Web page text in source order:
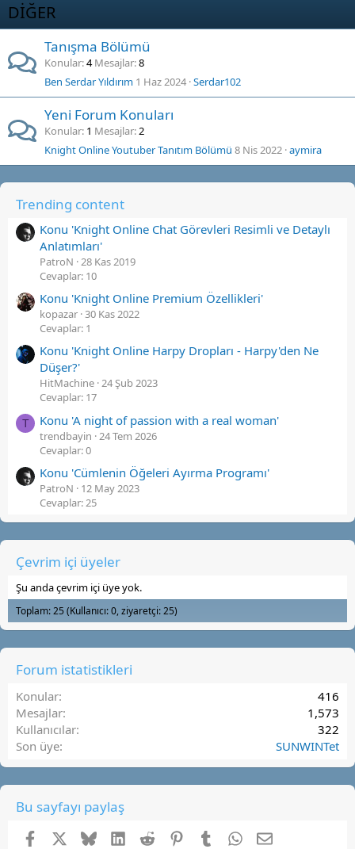
DİĞER
Tanışma Bölümü
Konular 4 Mesajlar 8
Ben Serdar Yıldırım 1 Haz 2024 Serdar102
Yeni Forum Konuları
Konular 1 Mesajlar 2
Knight Online Youtuber Tanıtım Bölümü 8 Nis 2022 aymira
Trending content
Konu 'Knight Online Chat Görevleri Resimli ve Detaylı
Anlatımları'
PatroN 28 Kas 2019
Cevaplar: 10
Konu 'Knight Online Premium Özellikleri'
kopazar 30 Kas 2022
Cevaplar: 1
Konu 'Knight Online Harpy Dropları - Harpy'den Ne
Düşer?'
HitMachine 24 Şub 2023
Cevaplar: 17
T Konu 'A night of passion with a real woman'
trendbayin
24 Tem 2026
Cevaplar: 0
Konu 'Cümlenin Öğeleri Ayırma Programı'
PatroN
12 May 2023
Cevaplar: 25
Çevrim içi üyeler
Şu anda çevrim içi üye yok.
Toplam: 25 (Kullanıcı: 0, ziyaretçi: 25)
Forum istatistikleri
Konular
416
Mesajlar
1,573
Kullanıcılar
322
Son üye
SUNWINTet
Bu sayfayı paylaş
FacebookX (Twitter)
BlueskyLinkedIn
Reddit PinterestTumblr WhatsApp
E-posta